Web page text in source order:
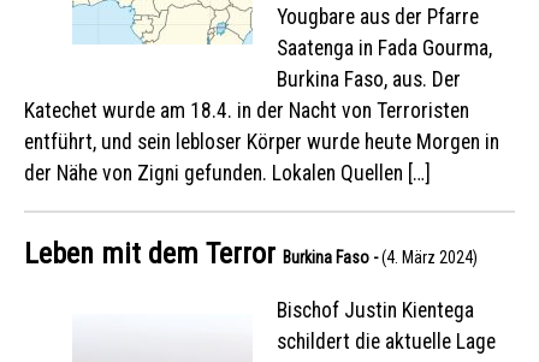
Yougbare aus der Pfarre
Saatenga in Fada Gourma,
Burkina Faso, aus. Der
Katechet wurde am 18.4. in der Nacht von Terroristen
entführt, und sein lebloser Körper wurde heute Morgen in
der Nähe von Zigni gefunden. Lokalen Quellen […]
Leben mit dem Terror Burkina Faso -(4. März 2024)
Bischof Justin Kientega
schildert die aktuelle Lage